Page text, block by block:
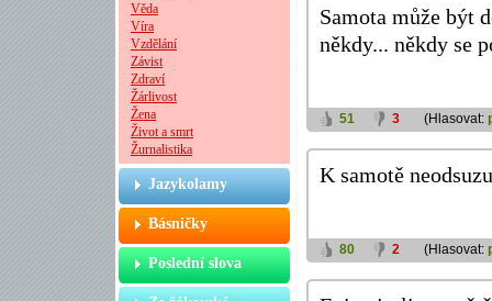
Věda
Víra
Vzdělání
Závist
Zdraví
Žárlivost
Žena
Život a smrt
Žurnalistika
Jazykolamy
Básničky
Poslední slova
Samota může být
někdy... někdy se
51 3 (Hlasovat:
K samotě
80 2 (Hlasovat: